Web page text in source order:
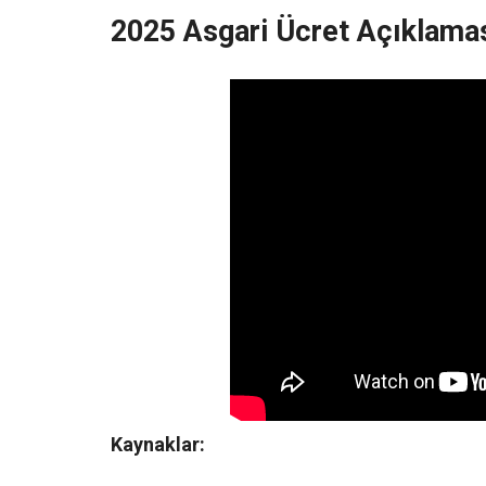
2025 Asgari Ücret
Kaynaklar: